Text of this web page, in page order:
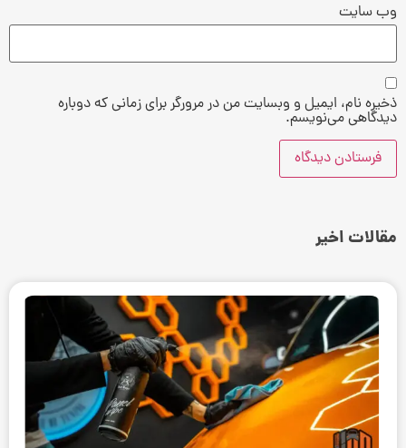
وب‌ سایت
ذخیره نام، ایمیل و وبسایت من در مرورگر برای زمانی که دوباره
دیدگاهی می‌نویسم.
مقالات اخیر